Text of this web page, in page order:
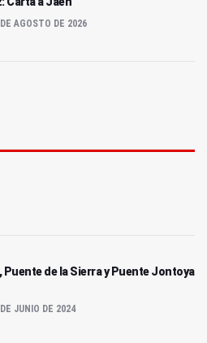
AGOSTO DE 2026
Puente de la Sierra y Puente Jontoya
JUNIO DE 2024